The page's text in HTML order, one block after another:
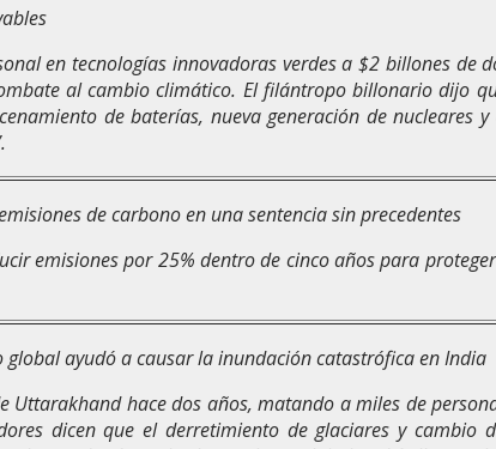
en tecnologías innovadoras verdes a $2 billones de
al cambio climático. El filántropo billonario dijo
de baterías, nueva generación de nucleares
de carbono en una sentencia sin precedentes
emisiones por 25% dentro de cinco años para
ayudó a causar la inundación catastrófica en India
hace dos años, matando a miles de
dicen que el derretimiento de glaciares y cambio